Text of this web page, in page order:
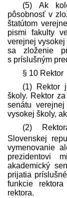
(5) Ak
pôsobnosť v
štatútom
pismi fakulty
verejnej
sa zloženie
s príslušným
§ 10 Rektor
(1) Rektor
školy. Rektor
senátu
vysokej školy, ak
(2)
Slovenskej
vymenovanie
prezidentovi
akademický
prijatia
funkcie
rektora.